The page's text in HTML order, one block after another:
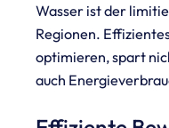
Wasser ist der
Regionen.
optimieren, spart
auch